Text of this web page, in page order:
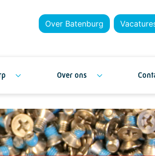
Over Batenburg
Over ons